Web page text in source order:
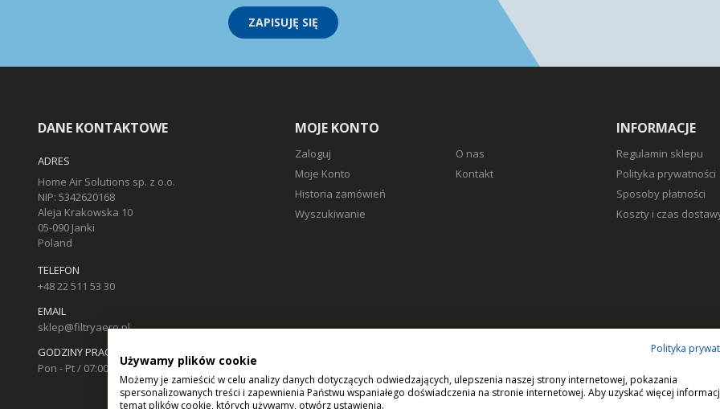
ZAPISUJĘ SIĘ
DANE KONTAKTOWE
ADRES
Home Air Solutions sp. z o.o.
NIP: 5342620168
Aleja Krakowska 10
05-090 Janki
Poland
TELEFON
+48 22 511 53 30
EMAIL
sklep@filtryaero.pl
GODZINY PRACY
Pon - Pt / 07:00 - 17:00
MOJE KONTO
Zaloguj
Moje Konto
Historia zamówień
Wyszukiwanie
O nas
Kontakt
INFORMACJE
Regulamin sklepu
Polityka prywatności
Sposoby płatności
Koszty i czas
Polityka
Używamy plików cookie
Możemy je zamieścić w celu analizy danych dotyczących odwiedzających, ulepszenia naszej strony internetowej, pokazania
spersonalizowanych treści i zapewnienia Państwu wspaniałego doświadczenia na stronie internetowej. Aby uzyskać więcej
temat plików cookie, których używamy, otwórz ustawienia.